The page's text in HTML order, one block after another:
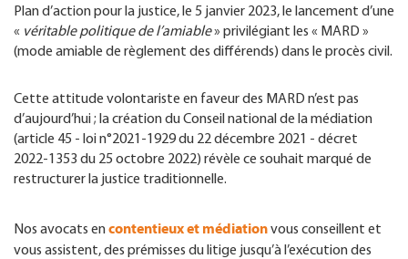
Plan d’action pour la justice, le 5 janvier 2023, le lancement d’une
« véritable politique de l’amiable» privilégiant les « MARD »
(mode amiable de règlement des différends) dans le procès civil.
Cette attitude volontariste en faveur des MARD n’est pas
d’aujourd’hui ; la création du Conseil national de la médiation
(article 45 - loi n°2021-1929 du 22 décembre 2021 - décret
2022-1353 du 25 octobre 2022) révèle ce souhait marqué de
restructurer la justice traditionnelle.
Nos avocats encontentieux et médiationvous conseillent et
vous assistent, des prémisses du litige jusqu’à l’exécution des